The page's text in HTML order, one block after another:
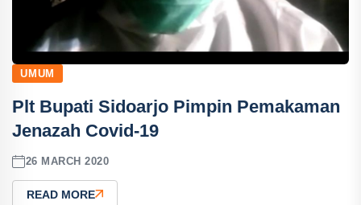
UMUM
Plt Bupati Sidoarjo Pimpin Pemakaman
Jenazah Covid-19
26 MARCH 2020
READ MORE